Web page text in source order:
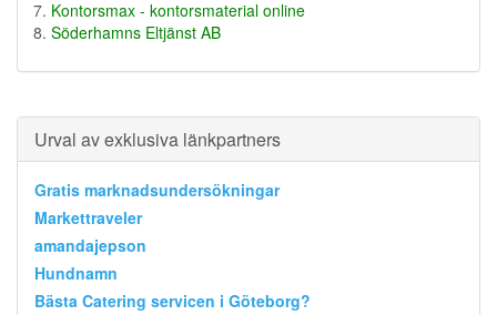
Kontorsmax - kontorsmaterial online
Söderhamns Eltjänst AB
Urval av exklusiva länkpartners
Gratis marknadsundersökningar
Markettraveler
amandajepson
Hundnamn
Bästa Catering servicen i Göteborg?